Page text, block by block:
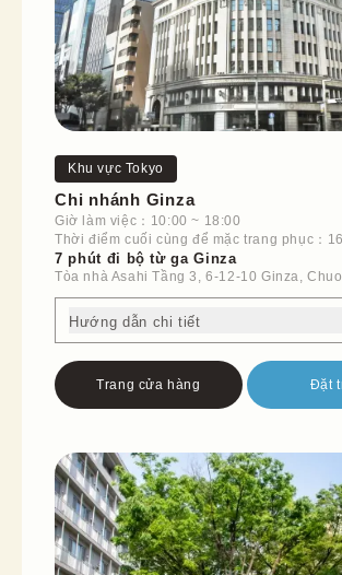
Khu vực Tokyo
Chi nhánh Ginza
Giờ làm việc：10:00 ~ 18:00
Thời điểm cuối cùng để mặc trang phục：
7 phút đi bộ từ ga Ginza
Tòa nhà Asahi Tầng 3, 6-12-10 Ginza,
Hướng dẫn chi tiết
Trang cửa hàng Đặt